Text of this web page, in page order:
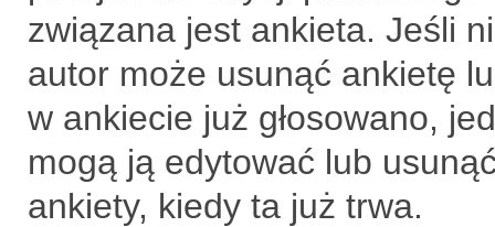
związana jest ankieta. Jeśli
autor może usunąć ankietę
w ankiecie już głosowano,
mogą ją edytować lub
ankiety, kiedy ta już trwa.